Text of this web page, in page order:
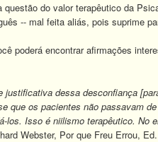
questão do valor terapêutico da
-- mal feita aliás, pois suprime
poderá encontrar afirmações
justificativa dessa desconfiança
que os pacientes não passavam
los. Isso é niilismo terapêutico. No
Webster, Por que Freu Errou,